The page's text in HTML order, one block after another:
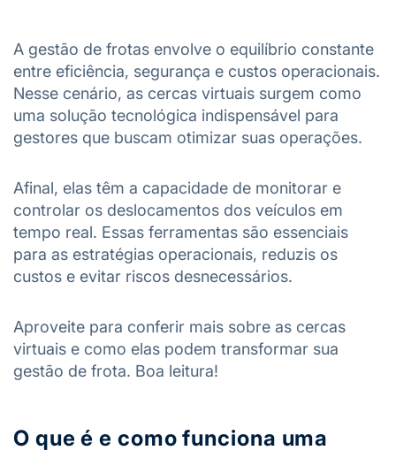
A gestão de frotas envolve o equilíbrio constante
entre eficiência, segurança e custos operacionais.
Nesse cenário, as cercas virtuais surgem como
uma solução tecnológica indispensável para
gestores que buscam otimizar suas operações.
Afinal, elas têm a capacidade de monitorar e
controlar os deslocamentos dos veículos em
tempo real. Essas ferramentas são essenciais
para as estratégias operacionais, reduzis os
custos e evitar riscos desnecessários.
Aproveite para conferir mais sobre as cercas
virtuais e como elas podem transformar sua
gestão de frota. Boa leitura!
O que é e como funciona uma